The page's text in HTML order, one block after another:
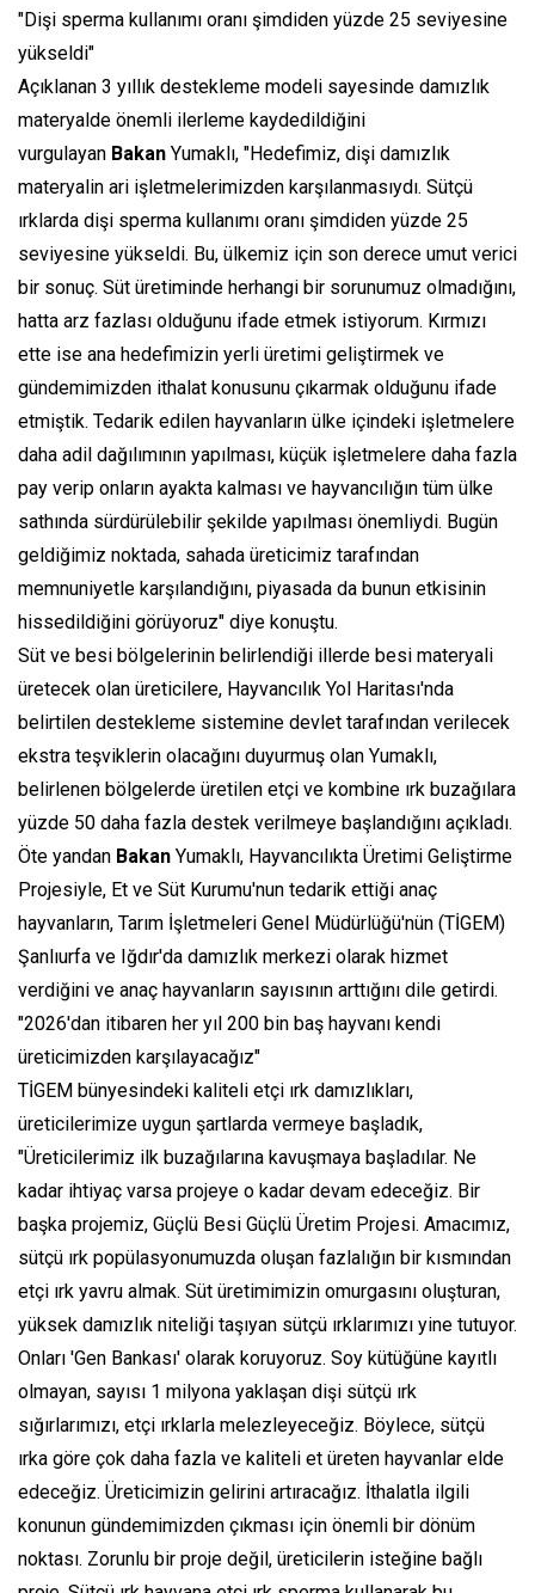
"Dişi sperma kullanımı oranı şimdiden yüzde 25 seviyesine
yükseldi"
Açıklanan 3 yıllık destekleme modeli sayesinde damızlık
materyalde önemli ilerleme kaydedildiğini
vurgulayan Bakan Yumaklı, "Hedefimiz, dişi damızlık
materyalin ari işletmelerimizden karşılanmasıydı. Sütçü
ırklarda dişi sperma kullanımı oranı şimdiden yüzde 25
seviyesine yükseldi. Bu, ülkemiz için son derece umut verici
bir sonuç. Süt üretiminde herhangi bir sorunumuz olmadığını,
hatta arz fazlası olduğunu ifade etmek istiyorum. Kırmızı
ette ise ana hedefimizin yerli üretimi geliştirmek ve
gündemimizden ithalat konusunu çıkarmak olduğunu ifade
etmiştik. Tedarik edilen hayvanların ülke içindeki işletmelere
daha adil dağılımının yapılması, küçük işletmelere daha fazla
pay verip onların ayakta kalması ve hayvancılığın tüm ülke
sathında sürdürülebilir şekilde yapılması önemliydi. Bugün
geldiğimiz noktada, sahada üreticimiz tarafından
memnuniyetle karşılandığını, piyasada da bunun etkisinin
hissedildiğini görüyoruz" diye konuştu.
Süt ve besi bölgelerinin belirlendiği illerde besi materyali
üretecek olan üreticilere, Hayvancılık Yol Haritası'nda
belirtilen destekleme sistemine devlet tarafından verilecek
ekstra teşviklerin olacağını duyurmuş olan Yumaklı,
belirlenen bölgelerde üretilen etçi ve kombine ırk buzağılara
yüzde 50 daha fazla destek verilmeye başlandığını açıkladı.
Öte yandan Bakan Yumaklı, Hayvancılıkta Üretimi Geliştirme
Projesiyle, Et ve Süt Kurumu'nun tedarik ettiği anaç
hayvanların, Tarım İşletmeleri Genel Müdürlüğü'nün (TİGEM)
Şanlıurfa ve Iğdır'da damızlık merkezi olarak hizmet
verdiğini ve anaç hayvanların sayısının arttığını dile getirdi.
"2026'dan itibaren her yıl 200 bin baş hayvanı kendi
üreticimizden karşılayacağız"
TİGEM bünyesindeki kaliteli etçi ırk damızlıkları,
üreticilerimize uygun şartlarda vermeye başladık,
"Üreticilerimiz ilk buzağılarına kavuşmaya başladılar. Ne
kadar ihtiyaç varsa projeye o kadar devam edeceğiz. Bir
başka projemiz, Güçlü Besi Güçlü Üretim Projesi. Amacımız,
sütçü ırk popülasyonumuzda oluşan fazlalığın bir kısmından
etçi ırk yavru almak. Süt üretimimizin omurgasını oluşturan,
yüksek damızlık niteliği taşıyan sütçü ırklarımızı yine tutuyor.
Onları 'Gen Bankası' olarak koruyoruz. Soy kütüğüne kayıtlı
olmayan, sayısı 1 milyona yaklaşan dişi sütçü ırk
sığırlarımızı, etçi ırklarla melezleyeceğiz. Böylece, sütçü
ırka göre çok daha fazla ve kaliteli et üreten hayvanlar elde
edeceğiz. Üreticimizin gelirini artıracağız. İthalatla ilgili
konunun gündemimizden çıkması için önemli bir dönüm
noktası. Zorunlu bir proje değil, üreticilerin isteğine bağlı